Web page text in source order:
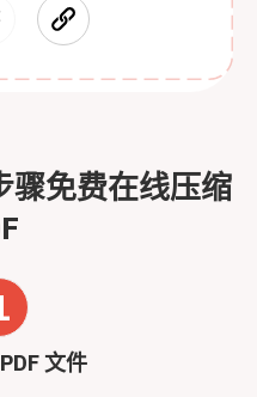
骤免费在线压缩
文件